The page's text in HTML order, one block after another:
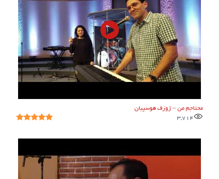
محتاجم من – ژوزف هوسپیان
3,714